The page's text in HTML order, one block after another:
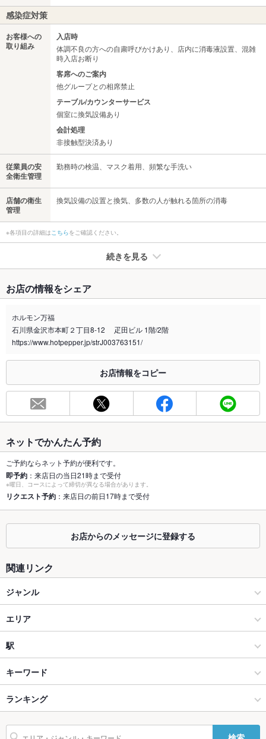
感染症対策
お客様への
取り組み
入店時
体調不良の方への自粛呼びかけあり、店内に消毒液設置、混雑
時入店お断り
客席へのご案内
他グループとの相席禁止
テーブル/カウンターサービス
個室に換気設備あり
会計処理
非接触型決済あり
従業員の安
全衛生管理
勤務時の検温、マスク着用、頻繁な手洗い
店舗の衛生
管理
換気設備の設置と換気、多数の人が触れる箇所の消毒
※各項目の詳細はこちらをご確認ください。
続きを見る
禁煙・喫煙
全席喫煙可
喫煙専用室 なし
合わせください。
お席
72席(～40名)
容人数
個室 なし
座敷 なし
掘りごたつ なし
貸切 貸切可
設備
Wi-Fi
バリアフリ
ー
駐車場
その他設備
お店の情報をシェア
ホルモン万福
石川県金沢市本町２丁目8-12 疋田ビル 1階/2階
https://www.hotpepper.jp/strJ003763151/
お店情報をコピー
ネットでかんたん予約
ご予約ならネット予約が便利です。
即予約 ：来店日の当日21時まで受付
※曜日、コースによって締切が異なる場合があります。
リクエスト予約 ：来店日の前日17時まで受付
お店からのメッセージに登録する
関連リンク
ジャンル
焼肉・ホルモン
焼肉
肉料理全般
金沢(金沢駅･近江町･ひがし茶屋) × 焼肉・ホルモン
金沢(金沢駅･近江町･ひがし茶屋) × 焼肉
エリア
金沢駅
金沢駅 × 焼肉・ホルモン
金沢駅 × 焼肉
金沢駅 × 肉料理全般
駅
金沢駅
北鉄金沢駅
キーワード
モツ煮込み
ランキング
石川のグルメランキング